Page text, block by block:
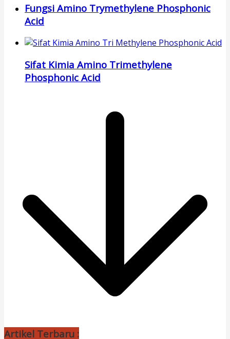
Fungsi Amino Trymethylene Phosphonic
Acid
Sifat Kimia Amino Trimethylene
Phosphonic Acid
Artikel Terbaru :